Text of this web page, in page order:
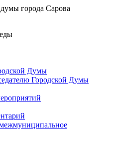
города Сарова
Думы
Городской Думы